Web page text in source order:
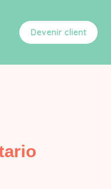
Devenir client